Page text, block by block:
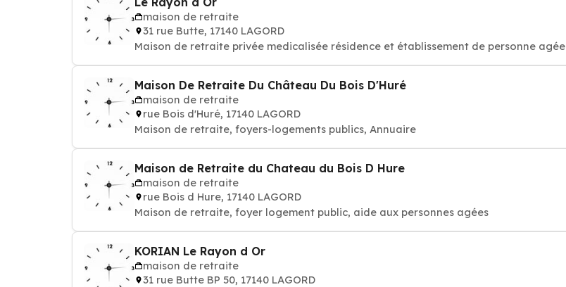
maison de retraite
31 rue Butte, 17140 LAGORD
Maison de retraite privée medicalisée résidence et établissement de personne agée
Maison De Retraite Du Château Du Bois D'Huré
maison de retraite
rue Bois d'Huré, 17140 LAGORD
Maison de retraite, foyers-logements publics, Annuaire
Maison de Retraite du Chateau du Bois D Hure
maison de retraite
rue Bois d Hure, 17140 LAGORD
Maison de retraite, foyer logement public, aide aux personnes agées
KORIAN Le Rayon d Or
maison de retraite
31 rue Butte BP 50, 17140 LAGORD